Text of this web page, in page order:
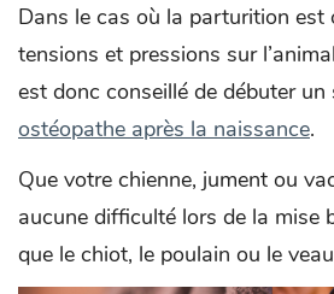
Dans le cas où la parturition est
tensions et pressions sur
est donc conseillé de débuter un
ostéopathe après la naissance.
Que votre chienne, jument ou
aucune difficulté lors de la mise
que le chiot, le poulain ou le